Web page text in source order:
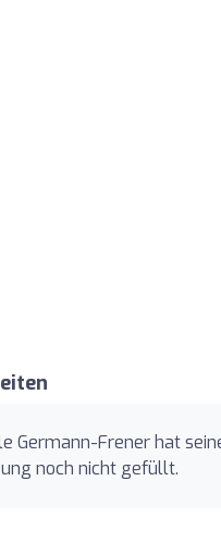
Germann-Frener hat
noch nicht gefüllt.